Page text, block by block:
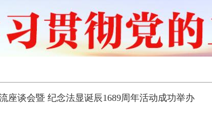
座谈会暨 纪念法显诞辰1689周年活动成功举办